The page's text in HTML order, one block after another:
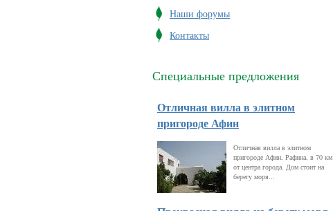
Наши форумы
Контакты
Специальные предложения
Отличная вилла в элитном
пригороде Афин
Отличная вилла в элитном
пригороде Афин, Рафина, в 70 км
от центра города. Дом стоит на
берегу моря...